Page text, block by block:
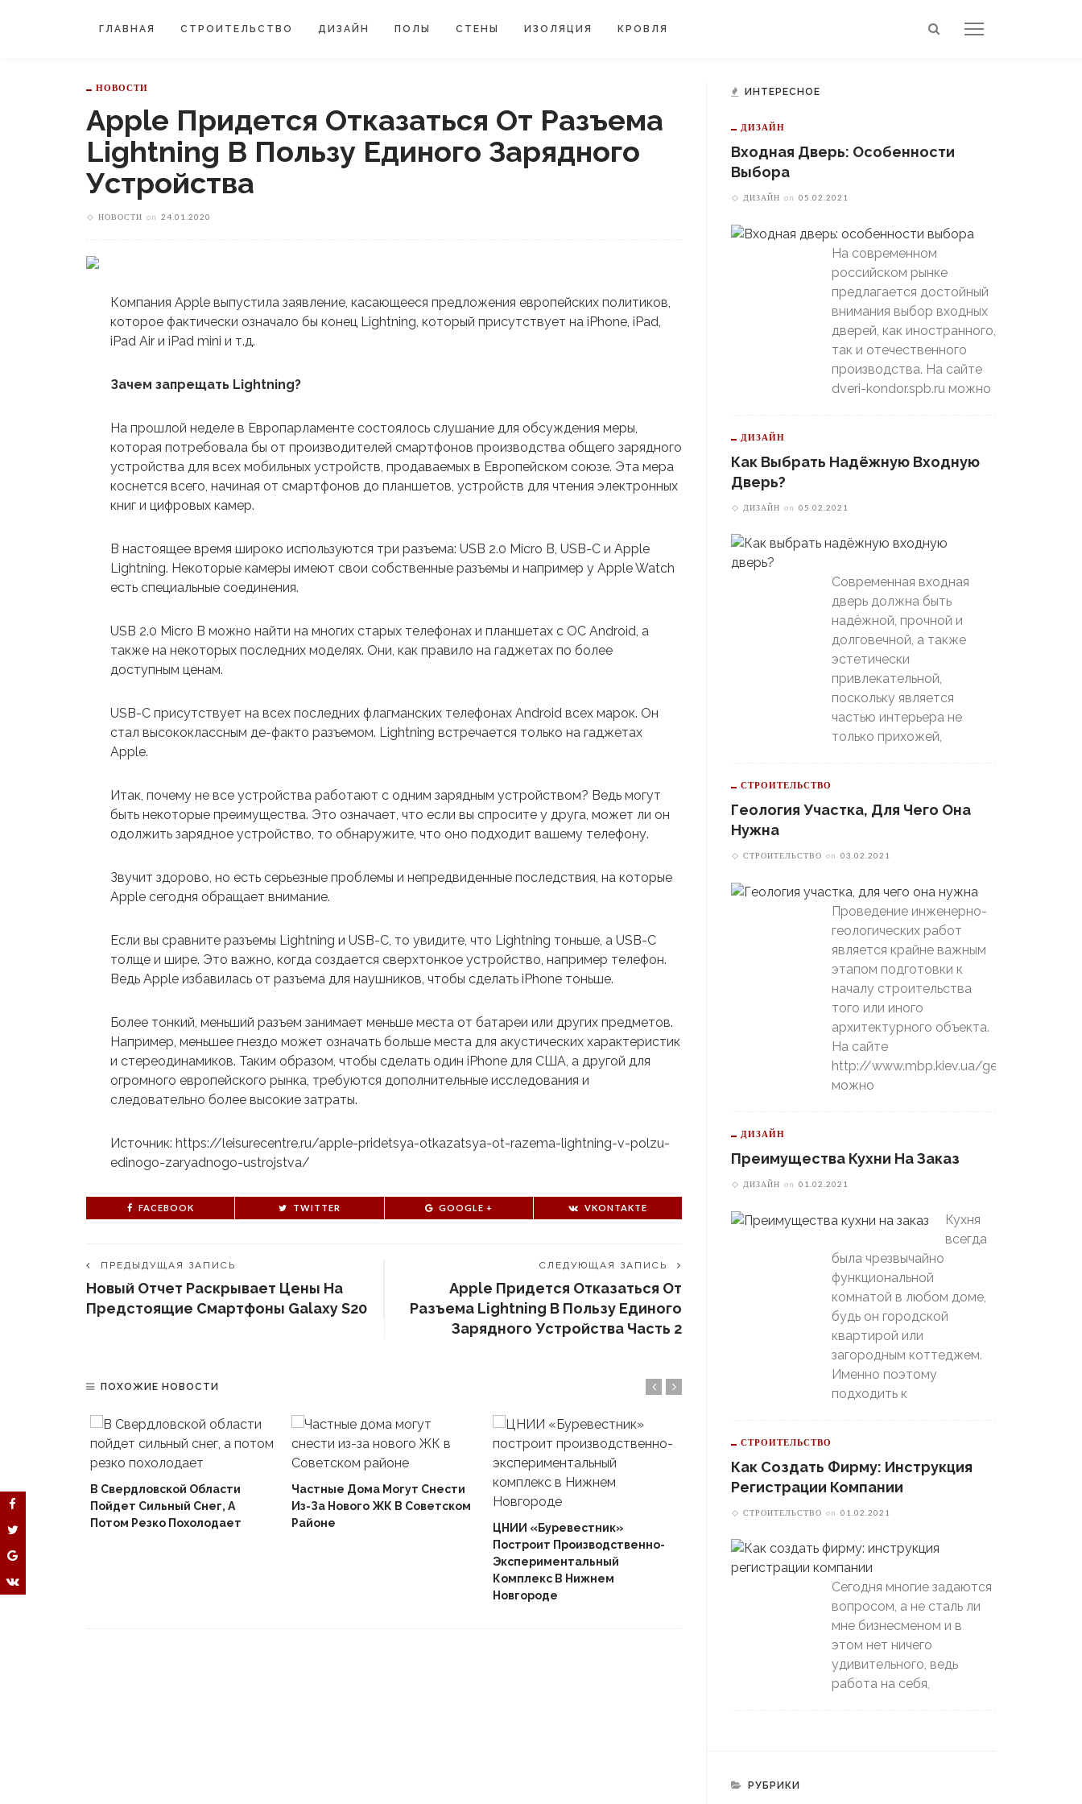
ГЛАВНАЯ СТРОИТЕЛЬСТВО ДИЗАЙН ПОЛЫ СТЕНЫ ИЗОЛЯЦИЯ КРОВЛЯ
НОВОСТИ
Apple Придется Отказаться От Разъема
Lightning В Пользу Единого Зарядного
Устройства
НОВОСТИ on 24.01.2020
Компания Apple выпустила заявление, касающееся предложения европейских политиков,
которое фактически означало бы конец Lightning, который присутствует на iPhone, iPad,
iPad Air и iPad mini и т.д.
Зачем запрещать Lightning?
На прошлой неделе в Европарламенте состоялось слушание для обсуждения меры,
которая потребовала бы от производителей смартфонов производства общего зарядного
устройства для всех мобильных устройств, продаваемых в Европейском союзе. Эта мера
коснется всего, начиная от смартфонов до планшетов, устройств для чтения электронных
книг и цифровых камер.
В настоящее время широко используются три разъема: USB 2.0 Micro B, USB-C и Apple
Lightning. Некоторые камеры имеют свои собственные разъемы и например у Apple Watch
есть специальные соединения.
USB 2.0 Micro B можно найти на многих старых телефонах и планшетах с ОС Android, а
также на некоторых последних моделях. Они, как правило на гаджетах по более
доступным ценам.
USB-C присутствует на всех последних флагманских телефонах Android всех марок. Он
стал высококлассным де-факто разъемом. Lightning встречается только на гаджетах
Apple.
Итак, почему не все устройства работают с одним зарядным устройством? Ведь могут
быть некоторые преимущества. Это означает, что если вы спросите у друга, может ли он
одолжить зарядное устройство, то обнаружите, что оно подходит вашему телефону.
Звучит здорово, но есть серьезные проблемы и непредвиденные последствия, на которые
Apple сегодня обращает внимание.
Если вы сравните разъемы Lightning и USB-C, то увидите, что Lightning тоньше, а USB-C
толще и шире. Это важно, когда создается сверхтонкое устройство, например телефон.
Ведь Apple избавилась от разъема для наушников, чтобы сделать iPhone тоньше.
Более тонкий, меньший разъем занимает меньше места от батареи или других предметов.
Например, меньшее гнездо может означать больше места для акустических характеристик
и стереодинамиков. Таким образом, чтобы сделать один iPhone для США, а другой для
огромного европейского рынка, требуются дополнительные исследования и
следовательно более высокие затраты.
Источник: https://leisurecentre.ru/apple-pridetsya-otkazatsya-ot-razema-lightning-v-polzu-
edinogo-zaryadnogo-ustrojstva/
FACEBOOK TWITTER GOOGLE + VKONTAKTE
ПРЕДЫДУЩАЯ ЗАПИСЬ
Новый Отчет Раскрывает Цены На
Предстоящие Смартфоны Galaxy S20
СЛЕДУЮЩАЯ ЗАПИСЬ
Apple Придется Отказаться От
Разъема Lightning В Пользу Единого
Зарядного Устройства Часть 2
ПОХОЖИЕ НОВОСТИ
В
В Свердловской Области
Пойдет Сильный Снег, А
Потом Резко Похолодает
Частные Дома Могут Снести
Из-За Нового ЖК В Советском
Районе
ЦНИИ «Буревестник»
Построит Производственно-
Экспериментальный
Комплекс В Нижнем
Новгороде
Екатеринбургский
Плей-Офф, Даже Не Доиграв
В Свердловской Области
ИНТЕРЕСНОЕ
ДИЗАЙН
Входная Дверь: Особенности
Выбора
ДИЗАЙН on 05.02.2021
На современном
российском рынке
предлагается достойный
внимания выбор входных
дверей, как иностранного,
так и отечественного
производства. На сайте
dveri-kondor.spb.ru можно
ДИЗАЙН
Как Выбрать Надёжную Входную
Дверь?
ДИЗАЙН on 05.02.2021
Современная входная
дверь должна быть
надёжной, прочной и
долговечной, а также
эстетически
привлекательной,
поскольку является
частью интерьера не
только прихожей,
СТРОИТЕЛЬСТВО
Геология Участка, Для Чего Она
Нужна
СТРОИТЕЛЬСТВО on 03.02.2021
Проведение инженерно-
геологических работ
является крайне важным
этапом подготовки к
началу строительства
того или иного
архитектурного объекта.
На сайте
http://www.mbp.kiev.ua/geology
можно
ДИЗАЙН
Преимущества Кухни На Заказ
ДИЗАЙН on 01.02.2021
Кухня
всегда
была чрезвычайно
функциональной
комнатой в любом доме,
будь он городской
квартирой или
загородным коттеджем.
Именно поэтому
подходить к
СТРОИТЕЛЬСТВО
Как Создать Фирму: Инструкция
Регистрации Компании
СТРОИТЕЛЬСТВО on 01.02.2021
Сегодня многие задаются
вопросом, а не сталь ли
мне бизнесменом и в
этом нет ничего
удивительного, ведь
работа на себя,
РУБРИКИ